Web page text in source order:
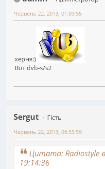
Червень 22, 2013, 01:09:55
херня:)
Вот dvb-s/s2
Sergut
Гість
Червень 22, 2013, 08:55:59
Цитата: Radiostyle
19:14:36